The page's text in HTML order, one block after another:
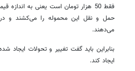
فقط 50 هزار تومان است یعنی به
حمل و نقل این محموله را می‌کشند و در
می‌دهند.
بنابراین باید گفت تغییر و تحولات ایجاد
ایجاد کند.